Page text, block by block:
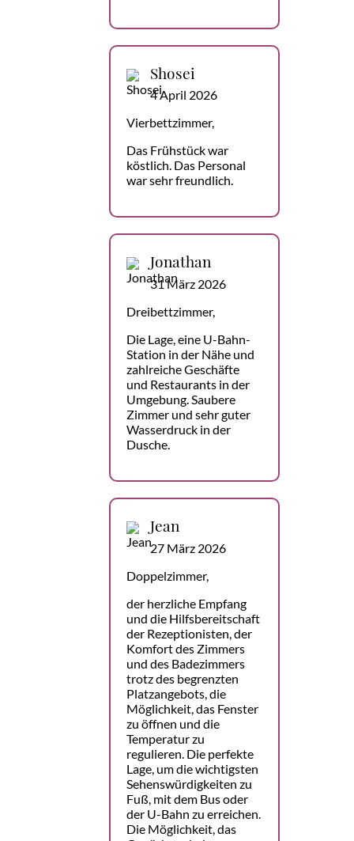
Shosei
4 April 2026
Vierbettzimmer,
Das Frühstück war
köstlich. Das Personal
war sehr freundlich.
Jonathan
31 März 2026
Dreibettzimmer,
Die Lage, eine U-Bahn-
Station in der Nähe und
zahlreiche Geschäfte
und Restaurants in der
Umgebung. Saubere
Zimmer und sehr guter
Wasserdruck in der
Dusche.
Jean
27 März 2026
Doppelzimmer,
der herzliche Empfang
und die Hilfsbereitschaft
der Rezeptionisten, der
Komfort des Zimmers
und des Badezimmers
trotz des begrenzten
Platzangebots, die
Möglichkeit, das Fenster
zu öffnen und die
Temperatur zu
regulieren. Die perfekte
Lage, um die wichtigsten
Sehenswürdigkeiten zu
Fuß, mit dem Bus oder
der U-Bahn zu erreichen.
Die Möglichkeit, das